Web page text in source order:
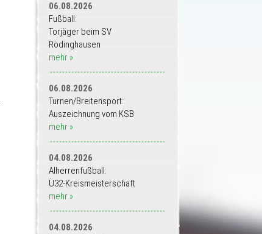
06.08.2026
Fußball:
Torjäger beim SV
Rödinghausen
mehr »
06.08.2026
Turnen/Breitensport:
Auszeichnung vom KSB
mehr »
04.08.2026
Alherrenfußball:
Ü32-Kreismeisterschaft
mehr »
04.08.2026